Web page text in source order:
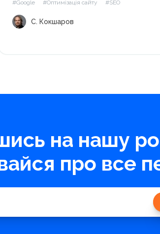
говорити «семантично пов'язані
#Google #Оптимізація сайту #SEO
С. Кокшаров
на нашу
про все